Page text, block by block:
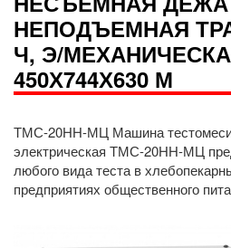
НЕПОДЪЕМНАЯ
Ч, Э/
450Х744Х630 М
ТМС-20НН-МЦ Машина
электрическая ТМС-20НН-МЦ
любого вида теста в
предприятиях общественного